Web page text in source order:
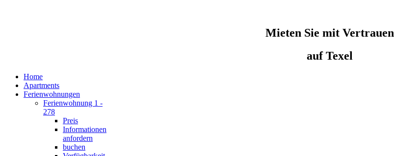
Mieten Sie mit Vertrauen
auf Texel
Home
Apartments
Ferienwohnungen
Ferienwohnung 1 -
278
Preis
Informationen
anfordern
buchen